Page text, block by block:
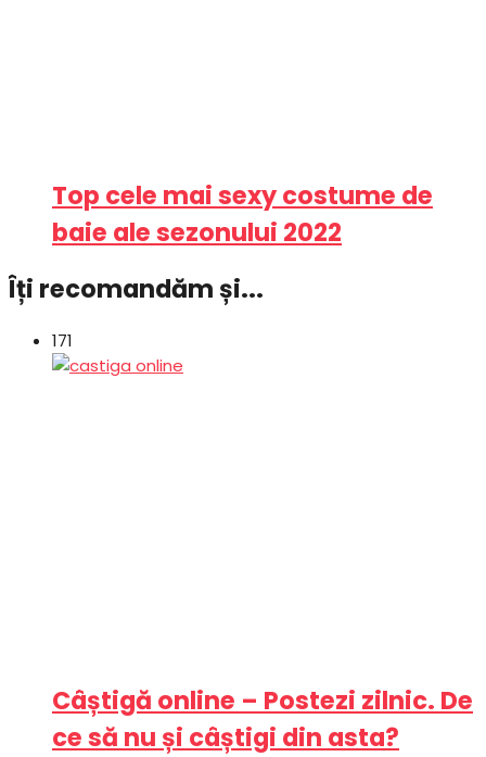
Top cele mai sexy costume de
baie ale sezonului 2022
Îți recomandăm și...
171
Câștigă online – Postezi zilnic. De
ce să nu și câștigi din asta?